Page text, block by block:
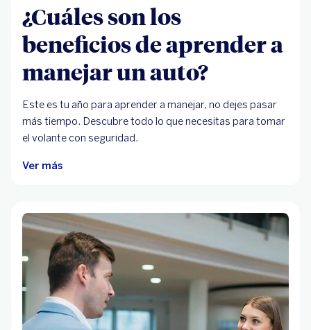
¿Cuáles son los
beneficios de aprender a
manejar un auto?
Este es tu año para aprender a manejar, no dejes pasar
más tiempo. Descubre todo lo que necesitas para tomar
el volante con seguridad.
Ver más